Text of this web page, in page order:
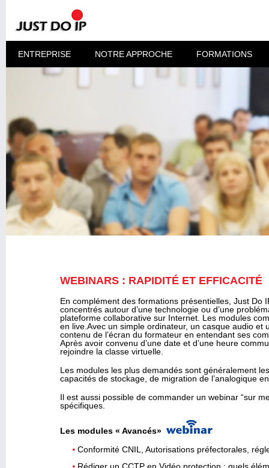
ENTREPRISE NOTRE APPROCHE FORMATIONS
WEBINARS : RAPIDITÉ ET EFFICACITÉ
En complément des formations présentielles, Just
concentrés autour d’une technologie ou d’une
plateforme collaborative sur Internet. Les modules
en live.Avec un simple ordinateur, un casque audio
contenu de l’écran du formateur en entendant ses
Après avoir convenu d’une date et d’une heure
rejoindre la classe virtuelle.
Les modules les plus demandés sont généralement
capacités de stockage, de migration de l’analogique
Il est aussi possible de commander un webinar “sur
spécifiques.
Les modules « Avancés»
Conformité CNIL, Autorisations préfectorales,